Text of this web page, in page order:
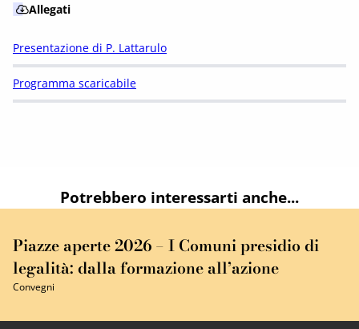
Allegati
Presentazione di P. Lattarulo
Programma scaricabile
Potrebbero interessarti anche...
Piazze aperte 2026 – I Comuni presidio di
legalità: dalla formazione all’azione
Convegni